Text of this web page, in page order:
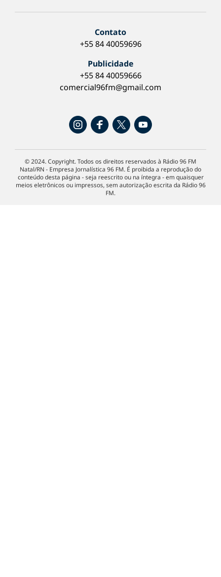
Contato
+55 84 40059696
Publicidade
+55 84 40059666
comercial96fm@gmail.com
© 2024. Copyright. Todos os direitos reservados à Rádio 96 FM
Natal/RN - Empresa Jornalística 96 FM. É proibida a reprodução do
conteúdo desta página - seja reescrito ou na íntegra - em quaisquer
meios eletrônicos ou impressos, sem autorização escrita da Rádio 96
FM.